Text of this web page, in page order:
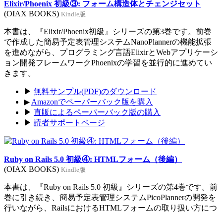
Elixir/Phoenix 初級③: フォーム構造体とチェンジセット
(OIAX BOOKS) Kindle版
本書は、『Elixir/Phoenix初級』シリーズの第3巻です。前巻
で作成した簡易予定表管理システムNanoPlannerの機能拡張
を進めながら、プログラミング言語ElixirとWebアプリケーシ
ョン開発フレームワークPhoenixの学習を並行的に進めてい
きます。
▶ 無料サンプル(PDF)のダウンロード
▶ Amazonでペーパーバック版を購入
▶ 直販によるペーパーバック版の購入
▶ 読者サポートページ
Ruby on Rails 5.0 初級④: HTMLフォーム（後編）
(OIAX BOOKS) Kindle版
本書は、『Ruby on Rails 5.0 初級』シリーズの第4巻です。前
巻に引き続き、簡易予定表管理システムPicoPlannerの開発を
行いながら、RailsにおけるHTMLフォームの取り扱い方につ